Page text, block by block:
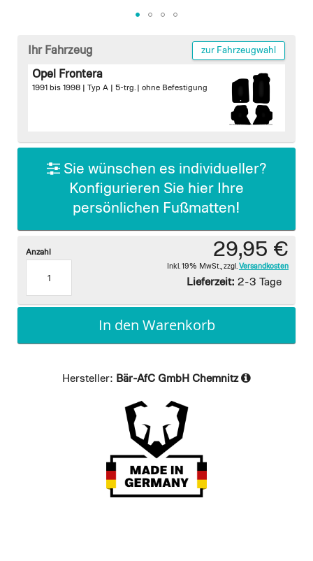
beginning
gallery
Ihr Fahrzeug zur Fahrzeugwahl
Opel Frontera
1991 bis 1998 | Typ A | 5-trg. | ohne Befestigung
Sie wünschen es individueller?
Konfigurieren Sie hier Ihre
persönlichen Fußmatten!
29,95 €
Inkl. 19% MwSt. zzgl. Versandkosten
Lieferzeit: 2-3 Tage
Anzahl
In den Warenkorb
Hersteller: Bär-AfC GmbH Chemnitz